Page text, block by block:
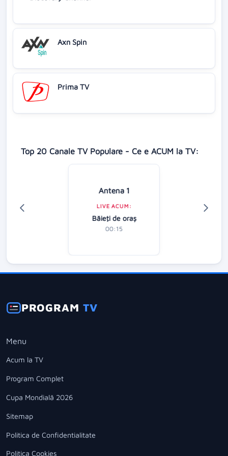
Axn Spin
Prima TV
Top 20 Canale TV Populare - Ce e ACUM la TV:
Antena 1
LIVE ACUM:
Băieţi de oraş
00:15
PROGRAMTV
Menu
Acum la TV
Program Complet
Cupa Mondială 2026
Sitemap
Politica de Confidentialitate
Politica Cookies